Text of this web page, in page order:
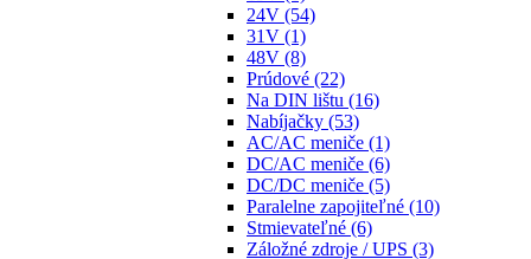
24V (54)
31V (1)
48V (8)
Prúdové (22)
Na DIN lištu (16)
Nabíjačky (53)
AC/AC meniče (1)
DC/AC meniče (6)
DC/DC meniče (5)
Paralelne zapojiteľné (10)
Stmievateľné (6)
Záložné zdroje / UPS (3)